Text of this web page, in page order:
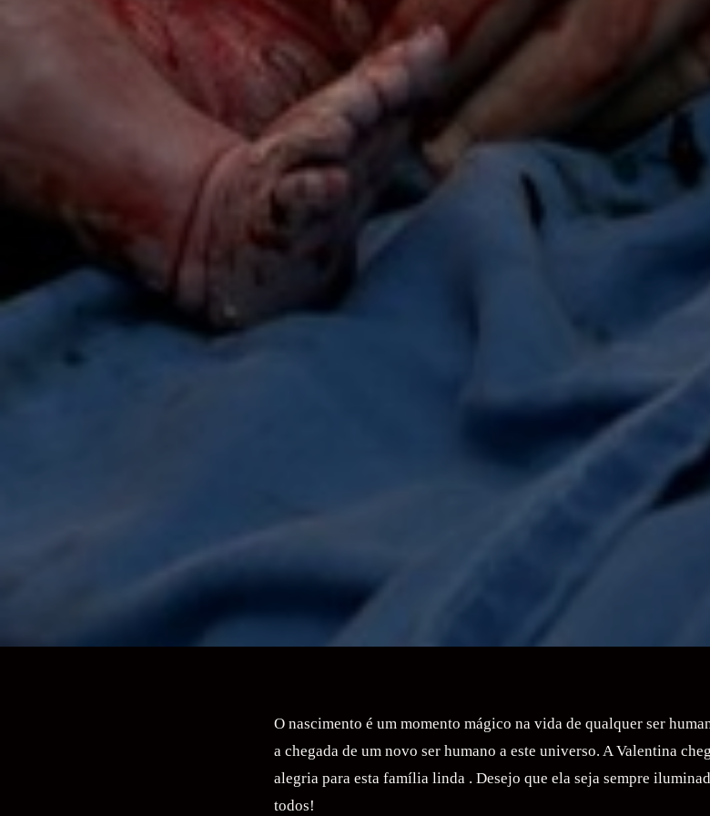
O nascimento é um momento mágico na vida de qualquer ser
a chegada de um novo ser humano a este universo. A Valentina
alegria para esta família linda . Desejo que ela seja sempre
todos!